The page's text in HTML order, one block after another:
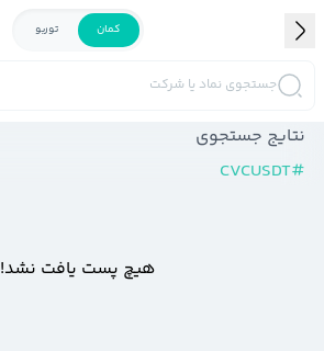
کمان توربو
جستجوی نماد یا شرکت
نتایج جستجوی
#
CVCUSDT
هیچ پست یافت نشد!